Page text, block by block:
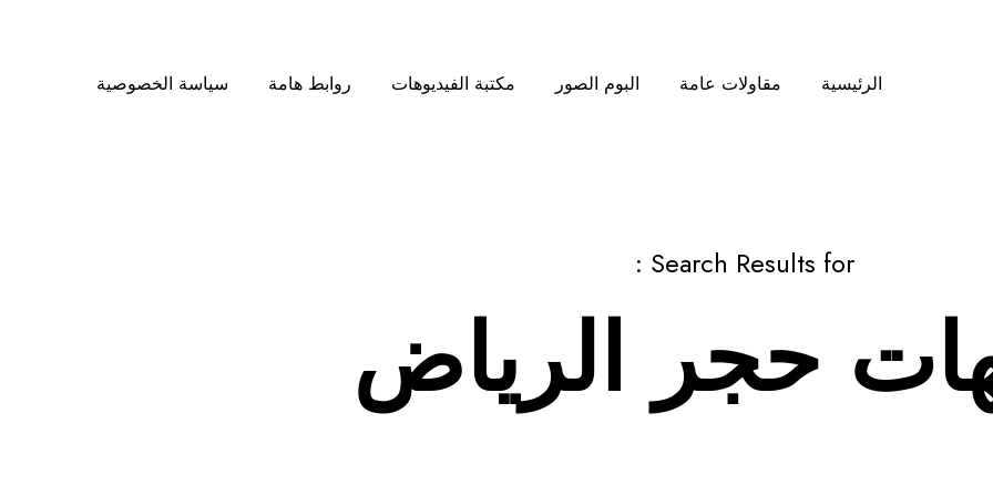
الرئيسية مقاولات عامة البوم الصور مكتبة الفيديوهات روابط هامة سياسة الخصوصية
Search Results for :
حجر الرياض